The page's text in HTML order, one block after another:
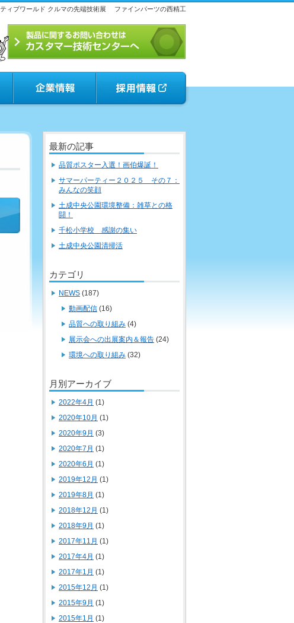
ィブワールド クルマの先端技術展 ファインパーツの西精工
最新の記事
品質ポスター入選！画伯爆誕！
サマーパーティー２０２５ その７：
みんなの笑顔
土成中央公園環境整備：雑草との格
闘！
千松小学校 感謝の集い
土成中央公園清掃活
カテゴリ
NEWS (187)
動画配信 (16)
品質への取り組み (4)
展示会への出展案内＆報告 (24)
環境への取り組み (32)
月別アーカイブ
2022年4月 (1)
2020年10月 (1)
2020年9月 (3)
2020年7月 (1)
2020年6月 (1)
2019年12月 (1)
2019年8月 (1)
2018年12月 (1)
2018年9月 (1)
2017年11月 (1)
2017年4月 (1)
2017年1月 (1)
2015年12月 (1)
2015年9月 (1)
2015年1月 (1)